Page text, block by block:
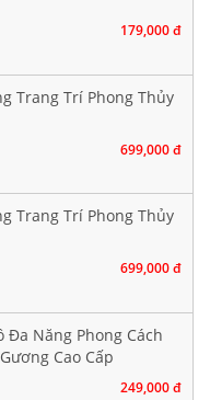
179,000 đ
Trang Trí Phong Thủy
699,000 đ
Trang Trí Phong Thủy
699,000 đ
Đa Năng Phong Cách
Cao Cấp
249,000 đ